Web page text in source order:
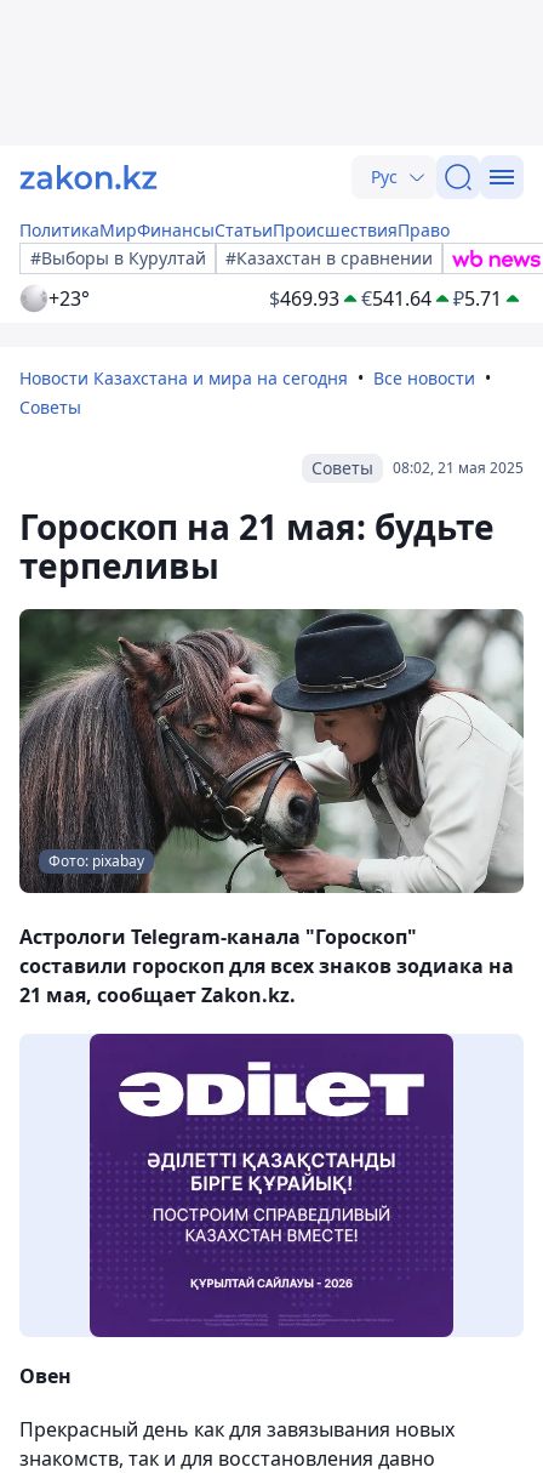
Рус
ПолитикаМирФинансыСтатьиПроисшествияПраво
#Выборы в Курултай
#Казахстан в сравнении
+23° $469.93 €541.64 ₽5.71
Новости Казахстана и мира на сегодня
Все новости
Советы
08:02, 21 мая 2025
Советы
Гороскоп на 21 мая: будьте
терпеливы
Фото: pixabay
Астрологи Telegram-канала "Гороскоп"
составили гороскоп для всех знаков зодиака на
21 мая, сообщает Zakon.kz.
Овен
Прекрасный день как для завязывания новых
знакомств, так и для восстановления давно